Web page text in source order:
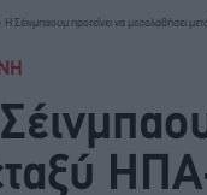
Η Σέινμπαουμ προτείνει να μεσολαβήσει